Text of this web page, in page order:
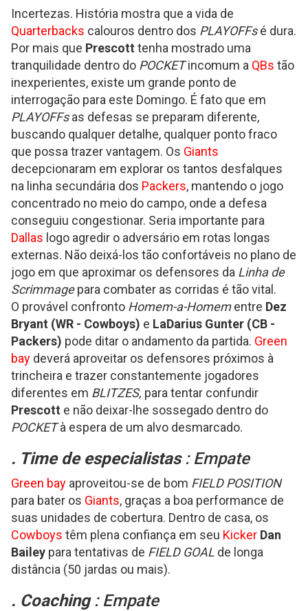
Incertezas. História mostra que a vida de
Quarterbacks calouros dentro dos PLAYOFFsé dura.
Por mais que Prescott tenha mostrado uma
tranquilidade dentro do POCKETincomum a QBs tão
inexperientes, existe um grande ponto de
interrogação para este Domingo. É fato que em
PLAYOFFsas defesas se preparam diferente,
buscando qualquer detalhe, qualquer ponto fraco
que possa trazer vantagem. Os Giants
decepcionaram em explorar os tantos desfalques
na linha secundária dos Packers, mantendo o jogo
concentrado no meio do campo, onde a defesa
conseguiu congestionar. Seria importante para
Dallas logo agredir o adversário em rotas longas
externas. Não deixá-los tão confortáveis no plano de
jogo em que aproximar os defensores da Linha de
Scrimmagepara combater as corridas é tão vital.
O provável confronto Homem-a-Homementre Dez
Bryant (WR - Cowboys) e LaDarius Gunter (CB -
Packers) pode ditar o andamento da partida. Green
bay deverá aproveitar os defensores próximos à
trincheira e trazer constantemente jogadores
diferentes em BLITZES, para tentar confundir
Prescott e não deixar-lhe sossegado dentro do
POCKETà espera de um alvo desmarcado.
. Time de especialistas: Empate
Green bay aproveitou-se de bom FIELD POSITION
para bater os Giants, graças a boa performance de
suas unidades de cobertura. Dentro de casa, os
Cowboys têm plena confiança em seu Kicker Dan
Bailey para tentativas de FIELD GOAL de longa
distância (50 jardas ou mais).
. Coaching: Empate